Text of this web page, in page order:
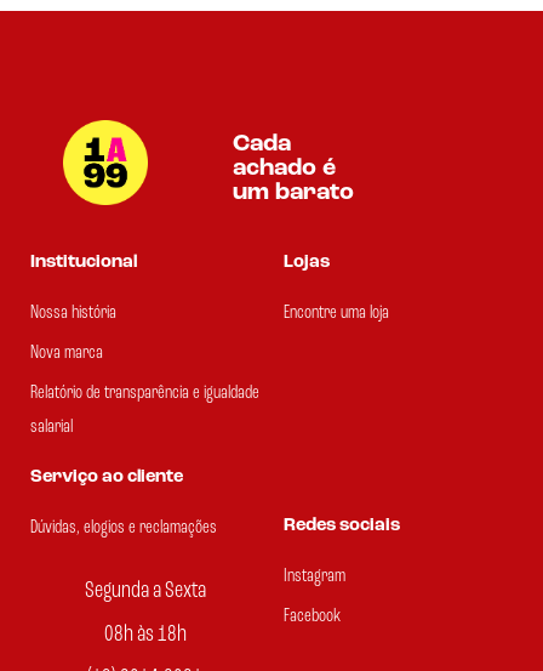
Cada
achado é
um barato
Institucional
Nossa história
Nova marca
Relatório de transparência e igualdade
salarial
Lojas
Encontre uma loja
Serviço ao cliente
Dúvidas, elogios e reclamações
Segunda a Sexta
08h às 18h
Redes sociais
Instagram
Facebook